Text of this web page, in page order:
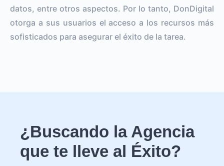
datos, entre otros aspectos. Por lo tanto, DonDigital
otorga a sus usuarios el acceso a los recursos más
sofisticados para asegurar el éxito de la tarea.
¿Buscando la Agencia
que te lleve al Éxito?